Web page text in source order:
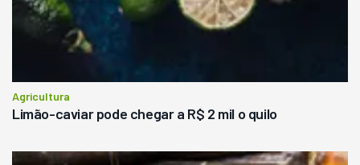
Agricultura
Limão-caviar pode chegar a R$ 2 mil o quilo